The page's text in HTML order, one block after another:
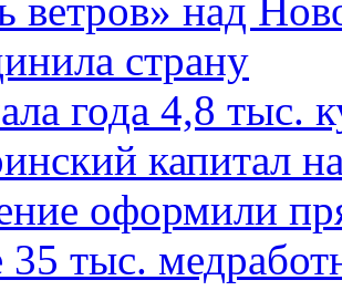
ветров» над
страну
года 4,8 тыс.
капитал
оформили
35 тыс.